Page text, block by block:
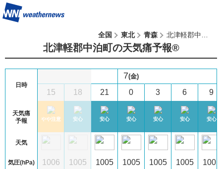
全国 東北 青森 北津軽郡中泊町
北津軽郡中泊町の天気痛予報®︎
日時
天気痛
予報
天気
気圧(hPa)
やや注意
1006
15
やや注意
1006
18
安心
1005
21
安心
1005
7(金)
0
安心
1005
3
安心
1005
6
安心
1005
9
安心
1005